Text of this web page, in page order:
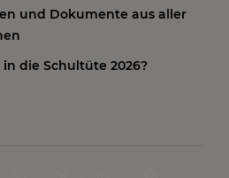
und Dokumente aus aller
in die Schultüte 2026?